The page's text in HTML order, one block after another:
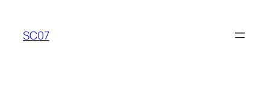
springen
SC07